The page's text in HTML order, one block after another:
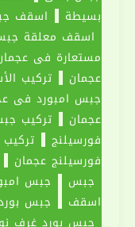
معلقة
بسيطة
اسقف
اسقف معلقة
مستعارة في
عجمان
تركيب
جبس امبورد في
عجمان
تركيب
فورسيلنج
فورسيلنج عجمان
جبس
جبس
اسقف
جبس
جبس بورد غرف